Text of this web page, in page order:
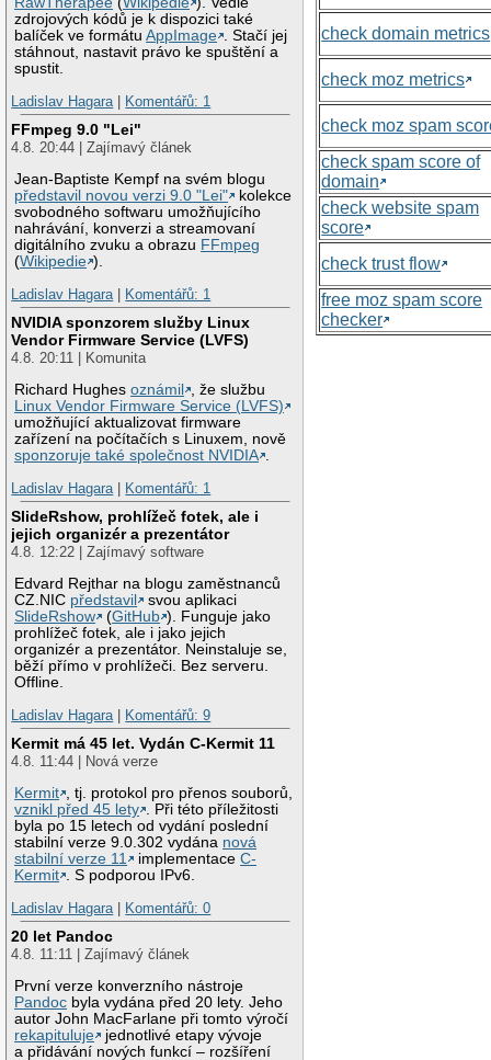
zdrojových kódů je k dispozici také
balíček ve formátuAppImage . Stačí jej
stáhnout, nastavit právo ke spuštění a
spustit.
Ladislav Hagara
Komentářů: 1
FFmpeg 9.0 "Lei"
4.8. 20:44 | Zajímavý článek
Jean-Baptiste Kempf na svém blogu
představil novou verzi 9.0 "Lei"
kolekce
svobodného softwaru umožňujícího
nahrávání, konverzi a streamovaní
digitálního zvuku a obrazu FFmpeg
(Wikipedie ).
Ladislav Hagara
Komentářů: 1
NVIDIA sponzorem služby Linux
Vendor Firmware Service (LVFS)
4.8. 20:11 | Komunita
Richard Hughesoznámil
, že službu
Linux Vendor Firmware Service (LVFS)
umožňující aktualizovat firmware
zařízení na počítačích s Linuxem, nově
sponzoruje také společnost NVIDIA .
Ladislav Hagara | Komentářů: 1
SlideRshow, prohlížeč fotek, ale i
jejich organizér a prezentátor
4.8. 12:22 | Zajímavý software
Edvard Rejthar na blogu zaměstnanců
CZ.NIC představil
svou aplikaci
SlideRshow
(GitHub ). Funguje jako
prohlížeč fotek, ale i jako jejich
organizér a prezentátor. Neinstaluje se,
běží přímo v prohlížeči. Bez serveru.
Offline.
Ladislav Hagara | Komentářů: 9
Kermit má 45 let. Vydán C-Kermit 11
4.8. 11:44 | Nová verze
Kermit , tj. protokol pro přenos souborů,
vznikl před 45 lety . Při této příležitosti
byla po 15 letech od vydání poslední
stabilní verze 9.0.302 vydána nová
stabilní verze 11
implementaceC-
Kermit . S podporou IPv6.
Ladislav Hagara | Komentářů: 0
20 let Pandoc
4.8. 11:11 | Zajímavý článek
První verze konverzního nástroje
Pandoc byla vydána před 20 lety. Jeho
autor John MacFarlane při tomto výročí
rekapituluje
jednotlivé etapy vývoje
a přidávání nových funkcí – rozšíření
check domain metrics
check moz metrics
check moz spam
check spam score of
domain
check website spam
score
check trust flow
free moz spam score
checker